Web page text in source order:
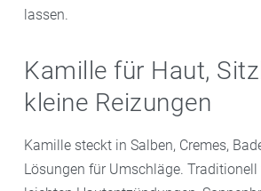
lassen.
Kamille für Haut,
kleine Reizungen
Kamille steckt in Salben, Cremes,
Lösungen für Umschläge. Traditionell